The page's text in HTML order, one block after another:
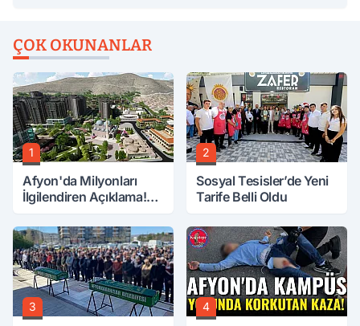
ÇOK OKUNANLAR
1
Afyon'da Milyonları
İlgilendiren Açıklama!
2
Sosyal Tesisler’de Yeni
Tarife Belli Oldu
3 4